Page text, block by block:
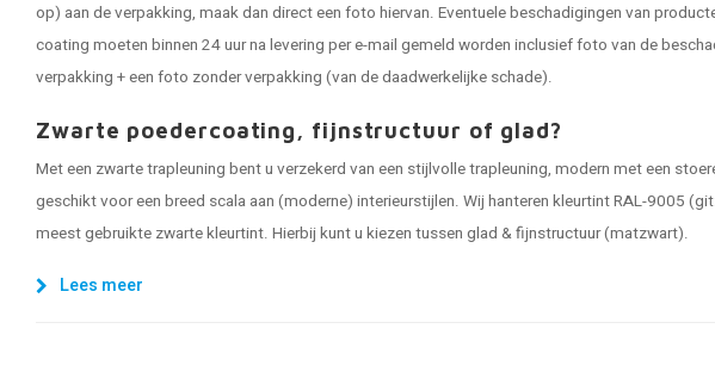
op) aan de verpakking, maak dan direct een foto hiervan. Eventuele beschadigingen van
coating moeten binnen 24 uur na levering per e-mail gemeld worden inclusief foto van de
verpakking + een foto zonder verpakking (van de daadwerkelijke schade).
Zwarte poedercoating, fijnstructuur of glad?
Met een zwarte trapleuning bent u verzekerd van een stijlvolle trapleuning, modern met een
geschikt voor een breed scala aan (moderne) interieurstijlen. Wij hanteren kleurtint RAL-9005
meest gebruikte zwarte kleurtint. Hierbij kunt u kiezen tussen glad & fijnstructuur (matzwart).
Lees meer